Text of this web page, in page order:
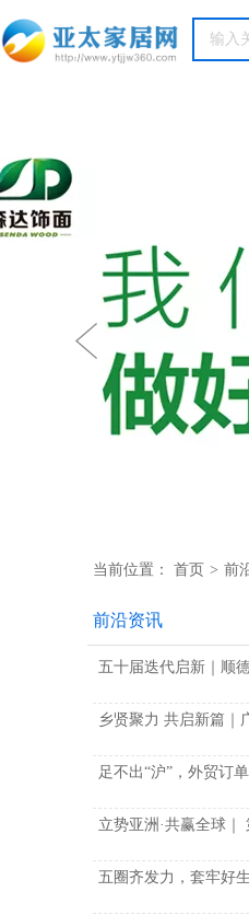
当前位置： 首页 > 前
前沿资讯
五十届迭代启新｜顺
乡贤聚力 共启新篇｜
足不出“沪”，外贸订
立势亚洲·共赢全球
五圈齐发力，套牢好